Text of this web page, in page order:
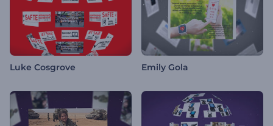
Luke Cosgrove Emily Gola